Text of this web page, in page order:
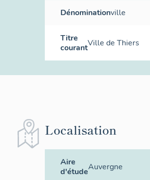
Dénominationville
Titre
courantVille de Thiers
Localisation
Aire
d'étudeAuvergne